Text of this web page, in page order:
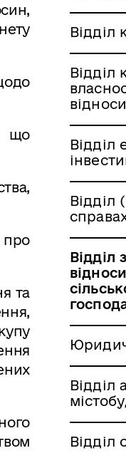
що
про
та
Відділ
Відділ
Відділ
Відділ
Відділ
Відділ
Відділ